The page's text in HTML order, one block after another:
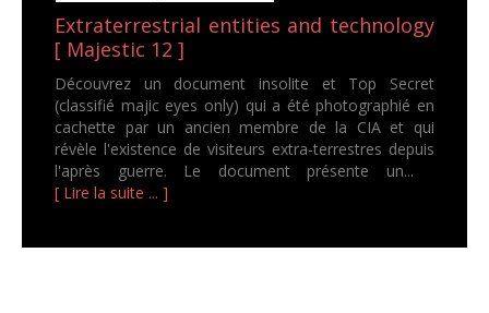
Extraterrestrial entities and technology
[ Majestic 12 ]
Découvrez un document insolite et Top Secret
(classifié majic eyes only) qui a été photographié en
cachette par un ancien membre de la CIA et qui
révèle l'existence de visiteurs extra-terrestres depuis
l'après guerre. Le document présente un...
[ Lire la suite ... ]